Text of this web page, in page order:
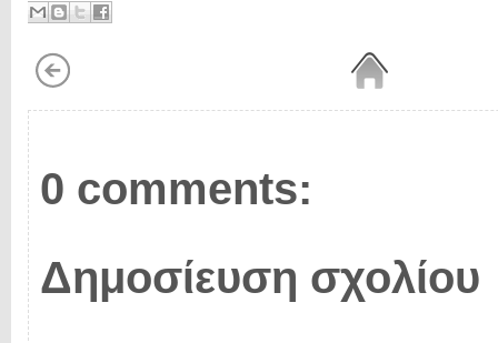
0 comments:
Δημοσίευση σχολίου